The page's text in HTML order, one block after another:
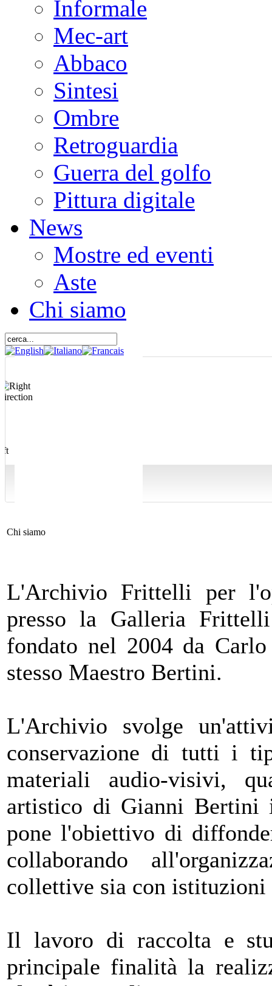
Informale
Mec-art
Abbaco
Sintesi
Ombre
Retroguardia
Guerra del golfo
Pittura digitale
News
Mostre ed eventi
Aste
Chi siamo
Chi siamo
L'Archivio Frittelli per
presso la Galleria
fondato nel 2004 da
stesso Maestro Bertini.
L'Archivio svolge
conservazione di tutti i
materiali audio-visivi,
artistico di Gianni
pone l'obiettivo di
collaborando
collettive sia con istituzioni
Il lavoro di raccolta e
principale finalità la